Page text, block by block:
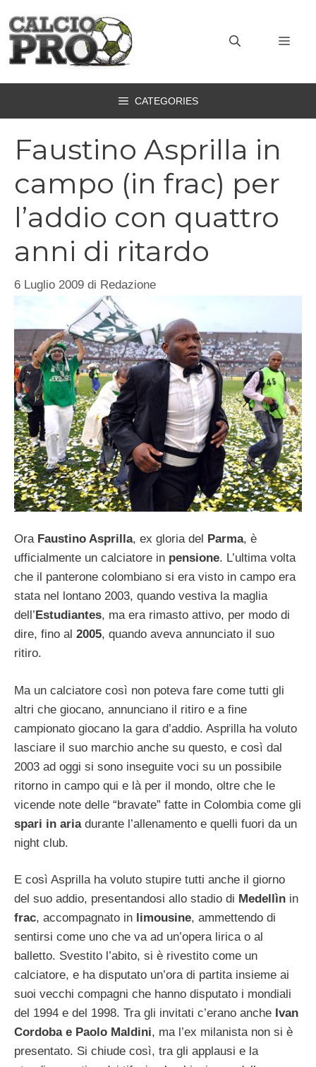
contenuto
CATEGORIES
Faustino Asprilla in
campo (in frac) per
l’addio con quattro
anni di ritardo
6 Luglio 2009 di Redazione
Ora Faustino Asprilla, ex gloria del Parma, è
ufficialmente un calciatore in pensione. L’ultima volta
che il panterone colombiano si era visto in campo era
stata nel lontano 2003, quando vestiva la maglia
dell’ Estudiantes, ma era rimasto attivo, per modo di
dire, fino al 2005, quando aveva annunciato il suo
ritiro.
Ma un calciatore così non poteva fare come tutti gli
altri che giocano, annunciano il ritiro e a fine
campionato giocano la gara d’addio. Asprilla ha voluto
lasciare il suo marchio anche su questo, e così dal
2003 ad oggi si sono inseguite voci su un possibile
ritorno in campo qui e là per il mondo, oltre che le
vicende note delle “bravate” fatte in Colombia come gli
spari in aria durante l’allenamento e quelli fuori da un
night club.
E così Asprilla ha voluto stupire tutti anche il giorno
del suo addio, presentandosi allo stadio di Medellìn in
frac, accompagnato in limousine, ammettendo di
sentirsi come uno che va ad un’opera lirica o al
balletto. Svestito l’abito, si è rivestito come un
calciatore, e ha disputato un’ora di partita insieme ai
suoi vecchi compagni che hanno disputato i mondiali
del 1994 e del 1998. Tra gli invitati c’erano anche Ivan
Cordoba e Paolo Maldini, ma l’ex milanista non si è
presentato. Si chiude così, tra gli applausi e la